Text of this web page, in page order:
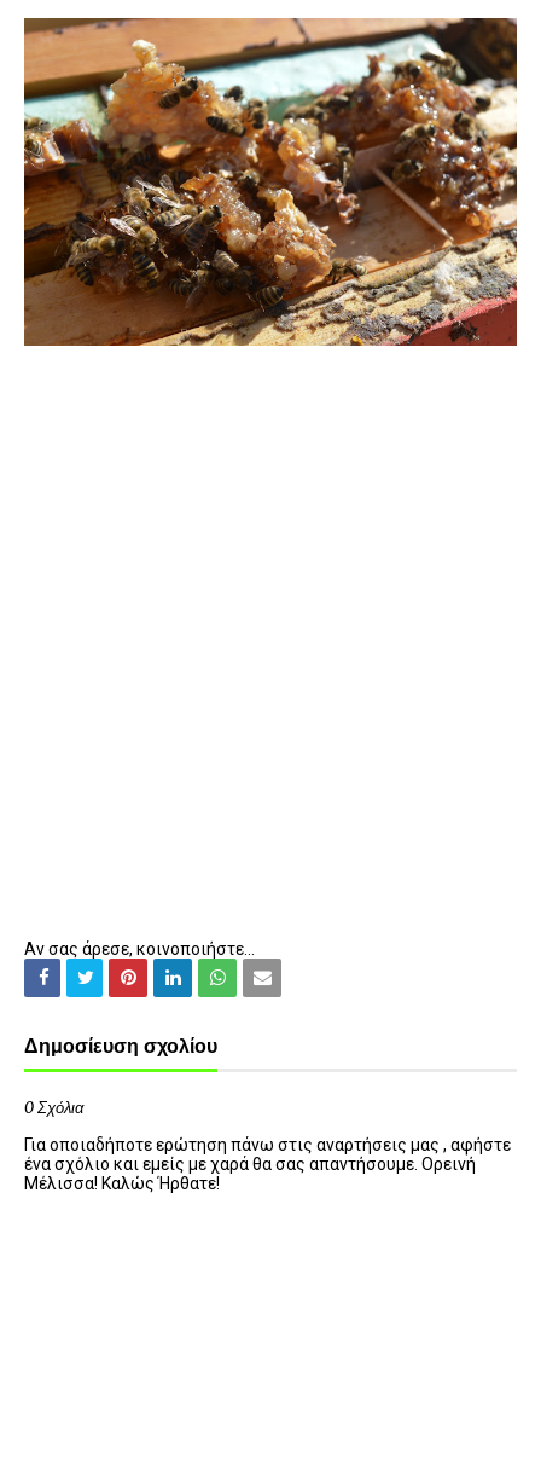
Αν σας άρεσε, κοινοποιήστε...
Δημοσίευση σχολίου
0 Σχόλια
Για οποιαδήποτε ερώτηση πάνω στις αναρτήσεις μας , αφήστε
ένα σχόλιο και εμείς με χαρά θα σας απαντήσουμε. Ορεινή
Μέλισσα! Καλώς Ήρθατε!